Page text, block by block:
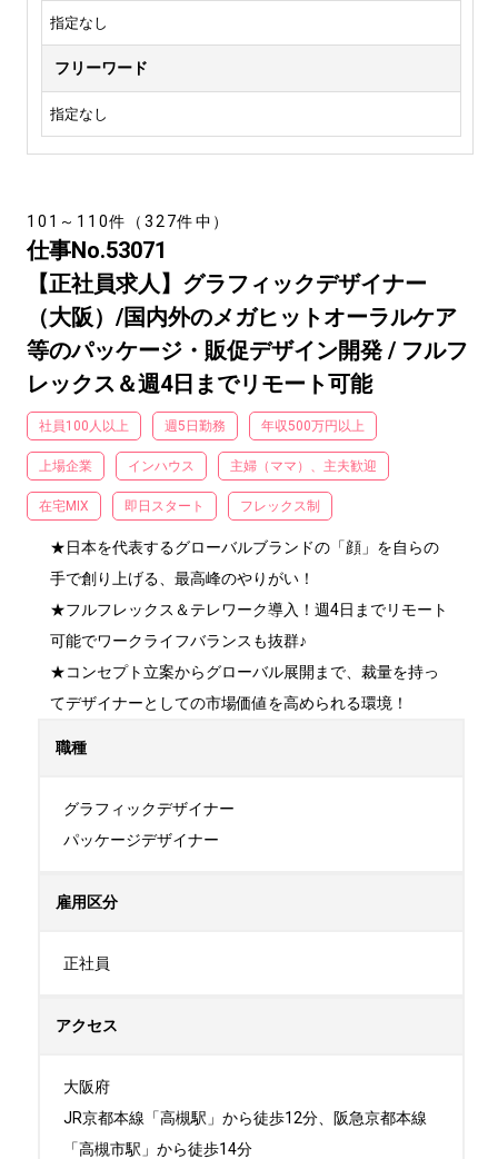
指定なし
フリーワード
指定なし
101～110件（327件中）
仕事No.53071
【正社員求人】グラフィックデザイナー
（大阪）/国内外のメガヒットオーラルケア
等のパッケージ・販促デザイン開発 / フルフ
レックス＆週4日までリモート可能
社員100人以上 週5日勤務 年収500万円以上
上場企業 インハウス 主婦（ママ）、主夫歓迎
在宅MIX 即日スタート フレックス制
★日本を代表するグローバルブランドの「顔」を自らの
手で創り上げる、最高峰のやりがい！
★フルフレックス＆テレワーク導入！週4日までリモート
可能でワークライフバランスも抜群♪
★コンセプト立案からグローバル展開まで、裁量を持っ
てデザイナーとしての市場価値を高められる環境！
職種
グラフィックデザイナー
パッケージデザイナー
雇用区分
正社員
アクセス
大阪府
JR京都本線「高槻駅」から徒歩12分、阪急京都本線
「高槻市駅」から徒歩14分